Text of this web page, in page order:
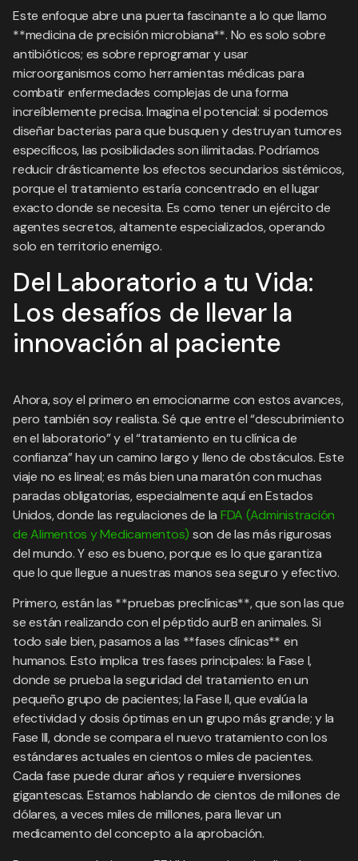
Este enfoque abre una puerta fascinante a lo que llamo
**medicina de precisión microbiana**. No es solo sobre
antibióticos; es sobre reprogramar y usar
microorganismos como herramientas médicas para
combatir enfermedades complejas de una forma
increíblemente precisa. Imagina el potencial: si podemos
diseñar bacterias para que busquen y destruyan tumores
específicos, las posibilidades son ilimitadas. Podríamos
reducir drásticamente los efectos secundarios sistémicos,
porque el tratamiento estaría concentrado en el lugar
exacto donde se necesita. Es como tener un ejército de
agentes secretos, altamente especializados, operando
solo en territorio enemigo.
Del Laboratorio a tu Vida:
Los desafíos de llevar la
innovación al paciente
Ahora, soy el primero en emocionarme con estos avances,
pero también soy realista. Sé que entre el “descubrimiento
en el laboratorio” y el “tratamiento en tu clínica de
confianza” hay un camino largo y lleno de obstáculos. Este
viaje no es lineal; es más bien una maratón con muchas
paradas obligatorias, especialmente aquí en Estados
Unidos, donde las regulaciones de la FDA (Administración
de Alimentos y Medicamentos) son de las más rigurosas
del mundo. Y eso es bueno, porque es lo que garantiza
que lo que llegue a nuestras manos sea seguro y efectivo.
Primero, están las **pruebas preclínicas**, que son las que
se están realizando con el péptido aurB en animales. Si
todo sale bien, pasamos a las **fases clínicas** en
humanos. Esto implica tres fases principales: la Fase I,
donde se prueba la seguridad del tratamiento en un
pequeño grupo de pacientes; la Fase II, que evalúa la
efectividad y dosis óptimas en un grupo más grande; y la
Fase III, donde se compara el nuevo tratamiento con los
estándares actuales en cientos o miles de pacientes.
Cada fase puede durar años y requiere inversiones
gigantescas. Estamos hablando de cientos de millones de
dólares, a veces miles de millones, para llevar un
medicamento del concepto a la aprobación.